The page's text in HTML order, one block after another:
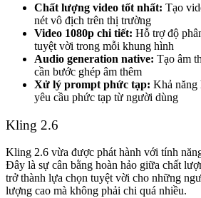
Chất lượng video tốt nhất: Tạo
nét vô địch trên thị trường
Video 1080p chi tiết: Hỗ trợ độ
tuyệt vời trong mỗi khung hình
Audio generation native: Tạo âm
cần bước ghép âm thêm
Xử lý prompt phức tạp: Khả năng
yêu cầu phức tạp từ người dùng
Kling 2.6
Kling 2.6 vừa được phát hành với tính
Đây là sự cân bằng hoàn hảo giữa chất
trở thành lựa chọn tuyệt vời cho những
lượng cao mà không phải chi quá nhiều.